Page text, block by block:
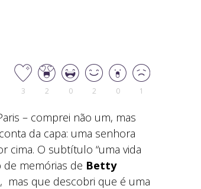
3 2 0 2 0 1
– comprei não um, mas
da capa: uma senhora
cima. O subtítulo “uma vida
de memórias de Betty
mas que descobri que é uma